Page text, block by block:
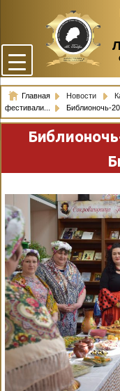
Главная Новости
фестивали...
Библионочь-